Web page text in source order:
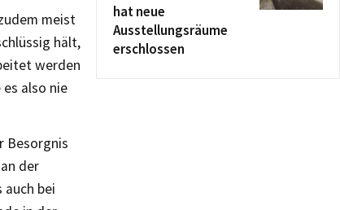
meist
hält,
werden
also nie
Besorgnis
der
auch bei
hat neue
Ausstellungsräume
erschlossen